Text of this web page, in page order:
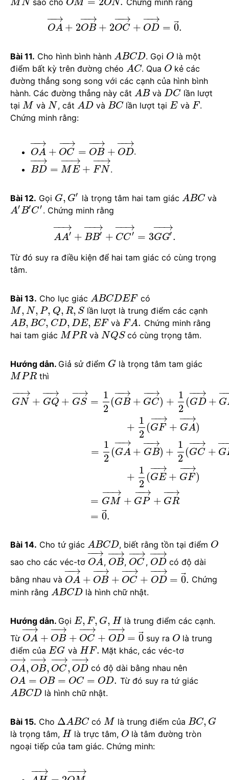
M N OM ON
OA
−→
−
+ 2OB
−→
−
+ 2OC
−→
−
+ OD
−→
−
= 0⃗.
Bài 11. Cho hình bình hành ABCD. Gọi O là một
điểm bất kỳ trên đường chéo AC. Qua O kẻ các
đường thẳng song song với các cạnh của hình bình
hành. Các đường thẳng này cắt ABvàDC lần lượt
tại M vàN , cắt AD vàBC lần lượt tạiE vàF.
Chứng minh rằng:
OA
−→
−
+ OC
−→
−
= OB
−→
−
+ OD
−→
−
.
BD
−→
−
= ME
−→
−
+ FN
−→
−
.
Bài 12. Gọi G, G′ là trọng tâm hai tam giác ABCvà
A′B′C′. Chứng minh rằng
AA′
−→
−
+ BB′
−→
−
+ CC′
−→
−
= 3GG′
−→
−
.
Từ đó suy ra điều kiện để hai tam giác có cùng trọng
tâm.
Bài 13. Cho lục giác ABCDEF có
M, N, P, Q, R, S lần lượt là trung điểm các cạnh
AB, BC, CD, DE, EF và FA. Chứng minh rằng
hai tam giác MPR và NQScó cùng trọng tâm.
Hướng dẫn. Giả sử điểm Glà trọng tâm tam giác
MPR thì
GN
−→
−
+ GQ
−→
−
+ GS
−→
=
1
2
(GB
−→
−
+ GC
−→
−
) +
1
2
(GD
−→
−
+ G
−
+
1
2
(GF
−→
−
+ GA
−→
−
)
=
1
2
(GA
−→
−
+ G B
−→
−
) +
1
2
(GC
−→
−
+ G
−−
+
1
2
(GE
−→
−
+ GF
−→
−
)
= GM
−→
−
+ GP
−→
−
+ GR
−→
−
= 0⃗.
Bài 14. Cho tứ giác ABCD, biết rằng tồn tại điểm O
sao cho các véc-tơ OA
−→
−
, OB
−→
−
, OC
−→
−
, OD
−→
−
có độ dài
bằng nhau và OA
−→
−
+ OB
−→
−
+ OC
−→
−
+ OD
−→
−
= 0. Chứng
minh rằng ABCDlà hình chữ nhật.
Hướng dẫn. Gọi E, F , G, Hlà trung điểm các cạnh.
Từ OA
−→
−
+ OB
−→
−
+ OC
−→
−
+ OD
−→
−
= 0 suy ra O là trung
điểm của EG và HF. Mặt khác, các véc-tơ
OA
−→
−
, OB
−→
−
, OC
−→
−
, OD
−→
−
có độ dài bằng nhau nên
OA = OB = OC = OD. Từ đó suy ra tứ giác
ABCDlà hình chữ nhật.
Bài 15. Cho ΔABCcó M là trung điểm của BC, G
là trọng tâm, H là trực tâm, O là tâm đường tròn
ngoại tiếp của tam giác. Chứng minh:
−→
− −→
−